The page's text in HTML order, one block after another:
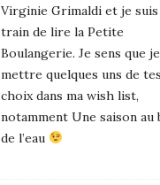
Virginie Grimaldi et je suis
train de lire la Petite
Boulangerie. Je sens que
mettre quelques uns de tes
choix dans ma wish list,
notamment Une saison au
de l’eau